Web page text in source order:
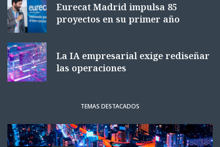
Eurecat Madrid impulsa 85
proyectos en su primer año
La IA empresarial exige rediseñar
las operaciones
TEMAS DESTACADOS